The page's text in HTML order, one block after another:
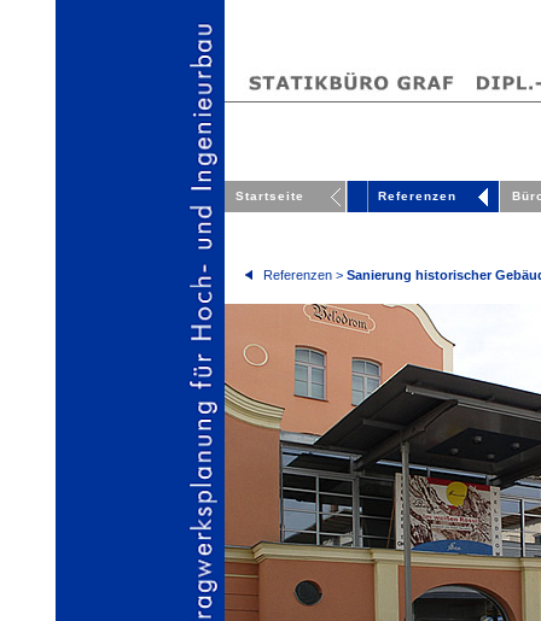
Startseite Referenzen
Referenzen > Sanierung historischer